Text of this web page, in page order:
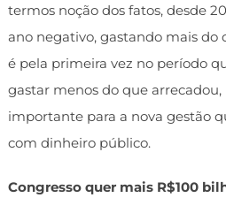
termos noção dos fatos, desde
ano negativo, gastando mais do
é pela primeira vez no período
gastar menos do que arrecadou,
importante para a nova gestão
com dinheiro público.
Congresso quer mais R$100